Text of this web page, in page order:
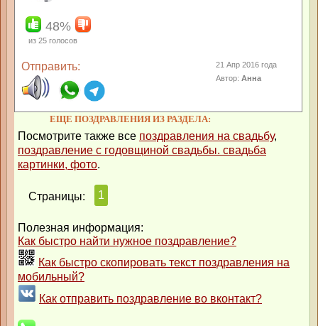
48%
из 25 голосов
Отправить:
21 Апр 2016 года
Автор:Анна
ЕЩЕ ПОЗДРАВЛЕНИЯ ИЗ РАЗДЕЛА:
Посмотрите также все поздравления на свадьбу,
поздравление с годовщиной свадьбы. свадьба
картинки, фото.
Страницы: 1
Полезная информация:
Как быстро найти нужное поздравление?
Как быстро скопировать текст поздравления на
мобильный?
Как отправить поздравление во вконтакт?